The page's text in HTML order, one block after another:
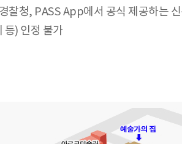
청, PASS App에서 공식 제공하는
등) 인정 불가